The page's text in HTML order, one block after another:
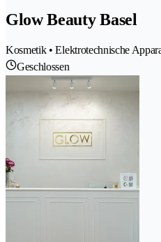
Glow Beauty Basel
Kosmetik • Elektrotechnische
Geschlossen